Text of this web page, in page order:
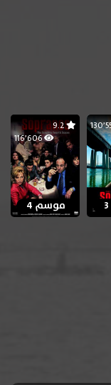
9.2
116٬606
موسم 4